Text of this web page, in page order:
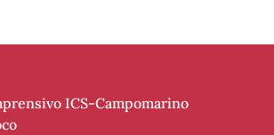
ICS-Campomarino